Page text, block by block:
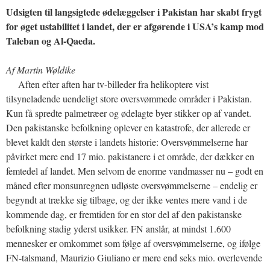
Udsigten til langsigtede ødelæggelser i Pakistan har skabt frygt
for øget ustabilitet i landet, der er afgørende i USA’s kamp mod
Taleban og Al-Qaeda.
Af Martin Wøldike
Aften efter aften har tv-billeder fra helikoptere vist
tilsyneladende uendeligt store oversvømmede områder i Pakistan.
Kun få spredte palmetræer og ødelagte byer stikker op af vandet.
Den pakistanske befolkning oplever en katastrofe, der allerede er
blevet kaldt den største i landets historie: Oversvømmelserne har
påvirket mere end 17 mio. pakistanere i et område, der dækker en
femtedel af landet. Men selvom de enorme vandmasser nu – godt en
måned efter monsunregnen udløste oversvømmelserne – endelig er
begyndt at trække sig tilbage, og der ikke ventes mere vand i de
kommende dag, er fremtiden for en stor del af den pakistanske
befolkning stadig yderst usikker. FN anslår, at mindst 1.600
mennesker er omkommet som følge af oversvømmelserne, og ifølge
FN-talsmand, Maurizio Giuliano er mere end seks mio. overlevende